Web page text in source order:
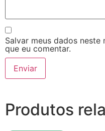
Salvar meus dados
que eu comentar.
Produtos